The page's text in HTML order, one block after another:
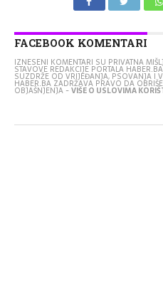
FACEBOOK KOMENTARI
IZNESENI KOMENTARI SU PRIVATNA
STAVOVE REDAKCIJE PORTALA
SUZDRŽE OD VRIJEĐANJA, PSOVANJA I
HABER.BA ZADRŽAVA PRAVO DA
OBJAŠNJENJA -VIŠE O USLOVIMA